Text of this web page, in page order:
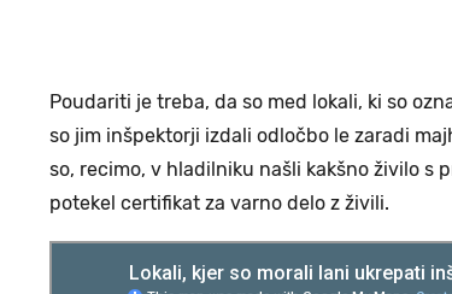
Poudariti je treba, da so med lokali, ki so
so jim inšpektorji izdali odločbo le zaradi
so, recimo, v hladilniku našli kakšno živilo s
potekel certifikat za varno delo z živili.